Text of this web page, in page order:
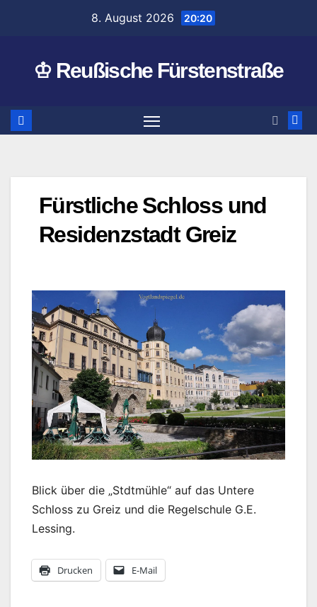
8. August 2026 20:20
♔ Reußische Fürstenstraße
Fürstliche Schloss und
Residenzstadt Greiz
Blick über die „Stdtmühle“ auf das Untere
Schloss zu Greiz und die Regelschule G.E.
Lessing.
Drucken E-Mail